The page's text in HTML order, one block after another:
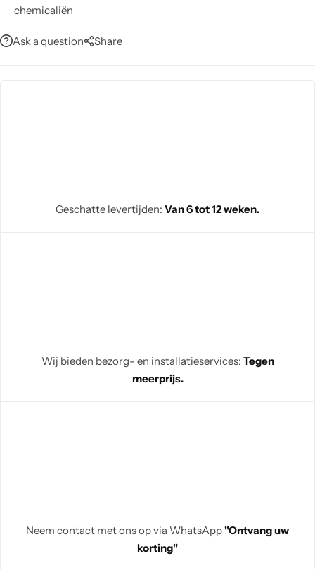
chemicaliën
Vertrouw op kwaliteit: voldoet aan ISO 9001 kwaliteitsnorm
Ask a question Share
Geschatte levertijden: Van 6 tot 12 weken.
Wij bieden bezorg- en installatieservices: Tegen
meerprijs.
Neem contact met ons op via WhatsApp"Ontvang uw
korting"